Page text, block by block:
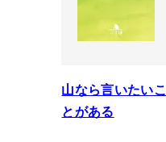
山なら言いたいこ
とがある